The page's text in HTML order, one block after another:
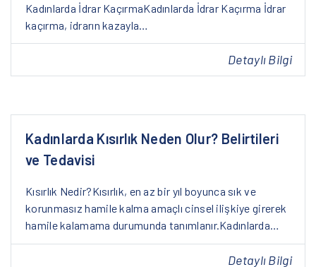
Kadınlarda İdrar KaçırmaKadınlarda İdrar Kaçırma İdrar
kaçırma, idrarın kazayla…
Detaylı Bilgi
Kadınlarda Kısırlık Neden Olur? Belirtileri
ve Tedavisi
Kısırlık Nedir?Kısırlık, en az bir yıl boyunca sık ve
korunmasız hamile kalma amaçlı cinsel ilişkiye girerek
hamile kalamama durumunda tanımlanır.Kadınlarda…
Detaylı Bilgi